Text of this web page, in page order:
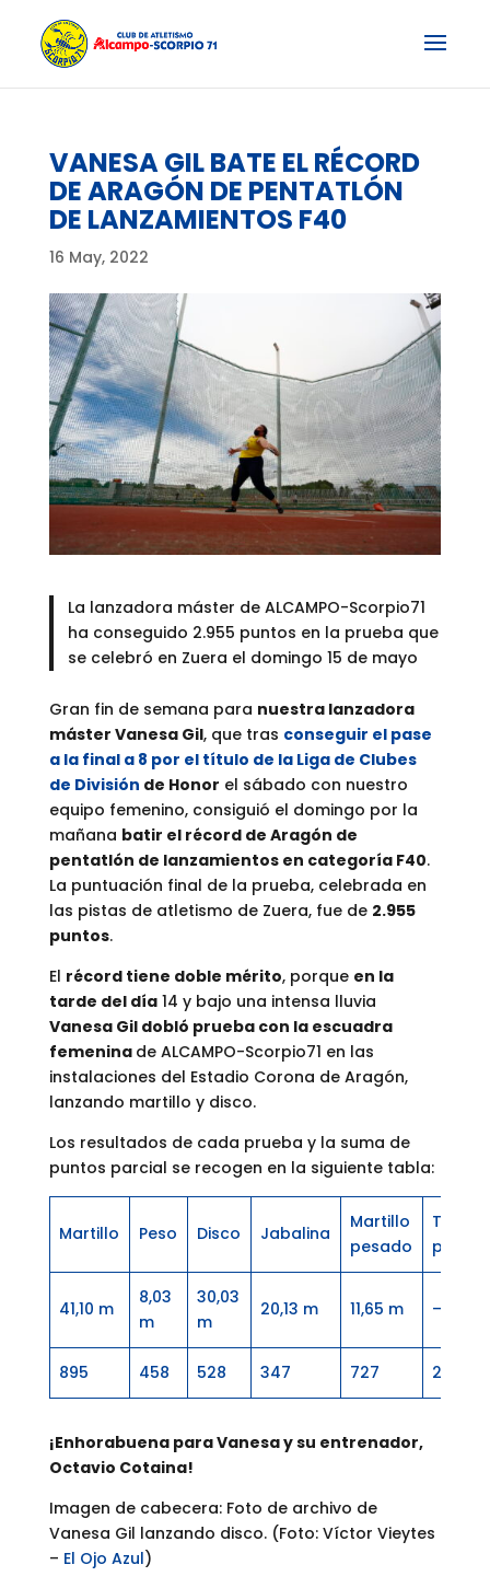
VANESA GIL BATE EL RÉCORD
DE ARAGÓN DE PENTATLÓN
DE LANZAMIENTOS F40
16 May, 2022
La lanzadora máster de ALCAMPO-Scorpio71
ha conseguido 2.955 puntos en la prueba que
se celebró en Zuera el domingo 15 de mayo
Gran fin de semana para nuestra lanzadora
máster Vanesa Gil, que tras conseguir el pase
a la final a 8 por el título de la Liga de Clubes
de División de Honor el sábado con nuestro
equipo femenino, consiguió el domingo por la
mañana batir el récord de Aragón de
pentatlón de lanzamientos en categoría F40.
La puntuación final de la prueba, celebrada en
las pistas de atletismo de Zuera, fue de 2.955
puntos.
El récord tiene doble mérito, porque en la
tarde del día14 y bajo una intensa lluvia
Vanesa Gil dobló prueba con la escuadra
femenina de ALCAMPO-Scorpio71 en las
instalaciones del Estadio Corona de Aragón,
lanzando martillo y disco.
Los resultados de cada prueba y la suma de
puntos parcial se recogen en la siguiente tabla:
Martillo Peso Disco Jabalina
Martillo
pesado
Total
puntos
41,10 m
8,03
m
30,03
m
20,13 m 11,65 m –
895 458 528 347 727 2.955
¡Enhorabuena para Vanesa y su entrenador,
Octavio Cotaina!
Imagen de cabecera: Foto de archivo de
Vanesa Gil lanzando disco. (Foto: Víctor Vieytes
– El Ojo Azul)